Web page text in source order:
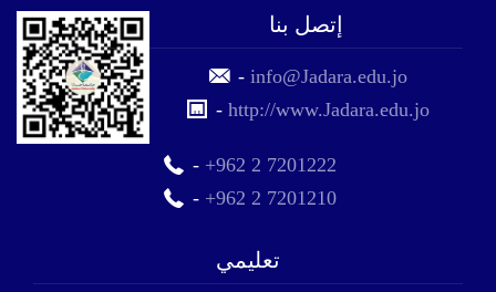
إتصل بنا
-info@Jadara.edu.jo
-http://www.Jadara.edu.jo
- +962 2 7201222
- +962 2 7201210
تعليمي